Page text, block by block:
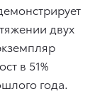
двух
в 51%
года.